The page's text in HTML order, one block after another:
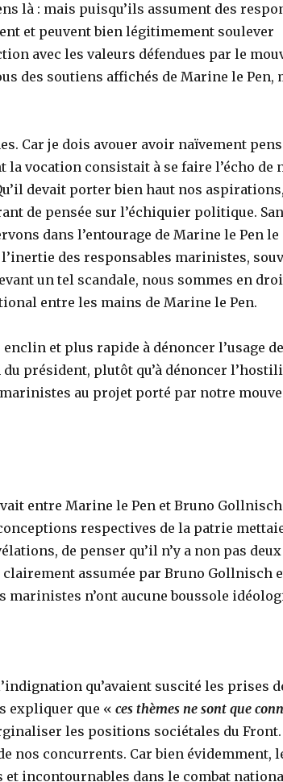
là : mais puisqu’ils assument des
et peuvent bien légitimement soulever
avec les valeurs défendues par le
des soutiens affichés de Marine le Pen,
Car je dois avouer avoir naïvement
vocation consistait à se faire l’écho de
devait porter bien haut nos aspirations,
de pensée sur l’échiquier politique.
dans l’entourage de Marine le Pen
des responsables marinistes,
un tel scandale, nous sommes en
entre les mains de Marine le Pen.
et plus rapide à dénoncer l’usage
président, plutôt qu’à dénoncer
au projet porté par notre
entre Marine le Pen et Bruno
respectives de la patrie
de penser qu’il n’y a non pas
assumée par Bruno Gollnisch
n’ont aucune boussole
qu’avaient suscité les prises
expliquer que «ces thèmes ne sont que
les positions sociétales du Front.
nos concurrents. Car bien évidemment,
incontournables dans le combat